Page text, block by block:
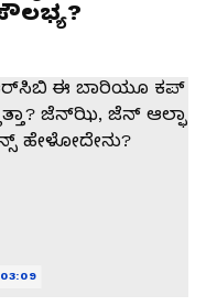
ಸೌಲಭ್ಯ?
03:09